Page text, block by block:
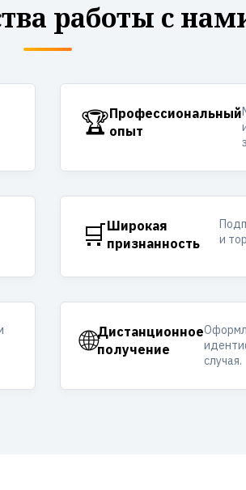
работы с
🏆Профессиональный
опыт
🛒Широкая
признанность
и
🌐Дистанционное
получение
случая.